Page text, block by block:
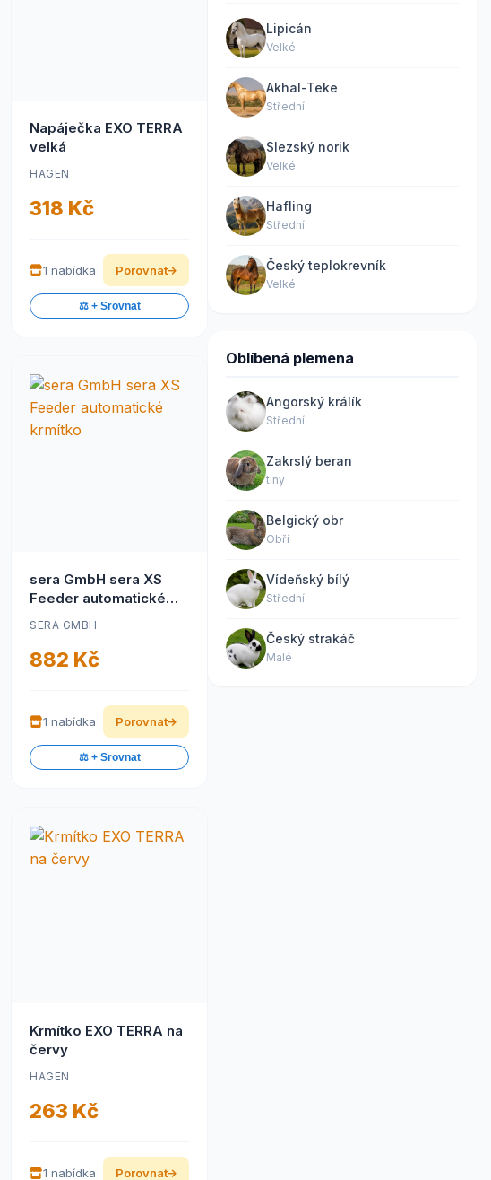
Napáječka EXO TERRA
velká
HAGEN
318 Kč
1 nabídka Porovnat
⚖️ + Srovnat
sera GmbH sera XS
Feeder automatické
krmítko
SERA GMBH
882 Kč
1 nabídka Porovnat
⚖️ + Srovnat
Krmítko EXO TERRA na
červy
HAGEN
263 Kč
1 nabídka Porovnat
Lipicán
Velké
Akhal-Teke
Střední
Slezský norik
Velké
Hafling
Střední
Český teplokrevník
Velké
Oblíbená plemena
Angorský králík
Střední
Zakrslý beran
tiny
Belgický obr
Obří
Vídeňský bílý
Střední
Český strakáč
Malé